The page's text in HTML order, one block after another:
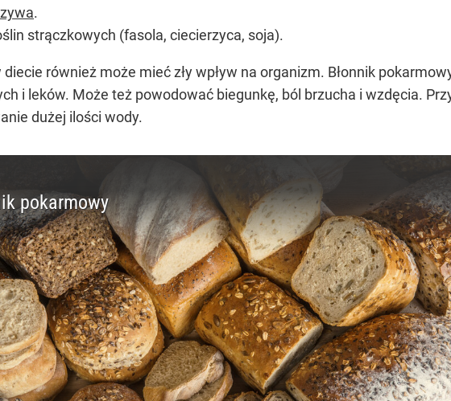
.
strączkowych (fasola, ciecierzyca, soja).
również może mieć zły wpływ na organizm. Błonnik
i leków. Może też powodować biegunkę, ból brzucha i wzdęcia.
dużej ilości wody.